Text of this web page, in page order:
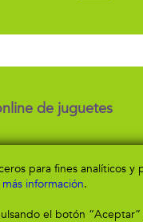
de juguetes
para fines analíticos
información.
el botón